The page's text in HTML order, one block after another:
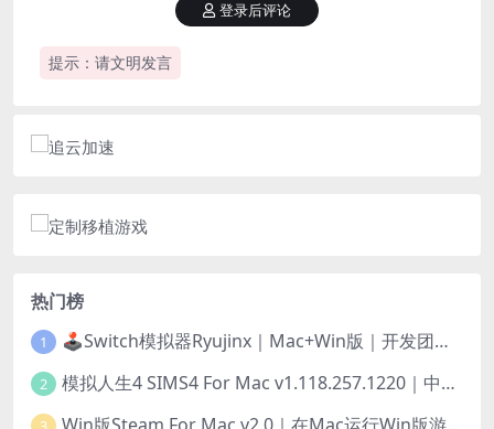
提示：请文明发言
登录后评论
热门榜
1 🕹️Switch模拟器Ryujinx｜Mac+Win版｜开发团队已解散此乃最后的绝唱版本
2 模拟人生4 SIMS4 For Mac v1.118.257.1220｜中文原生版｜无限金币｜全100DLC